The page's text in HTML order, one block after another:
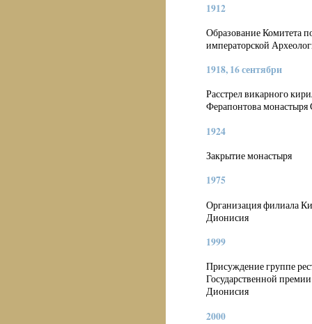
1912
Образование Комитета
императорской
1918, 16 сентябри
Расстрел викарного
Ферапонтова
1924
Закрытие монастыря
1975
Организация филиала
Дионисия
1999
Присуждение группе
Государственной
Дионисия
2000